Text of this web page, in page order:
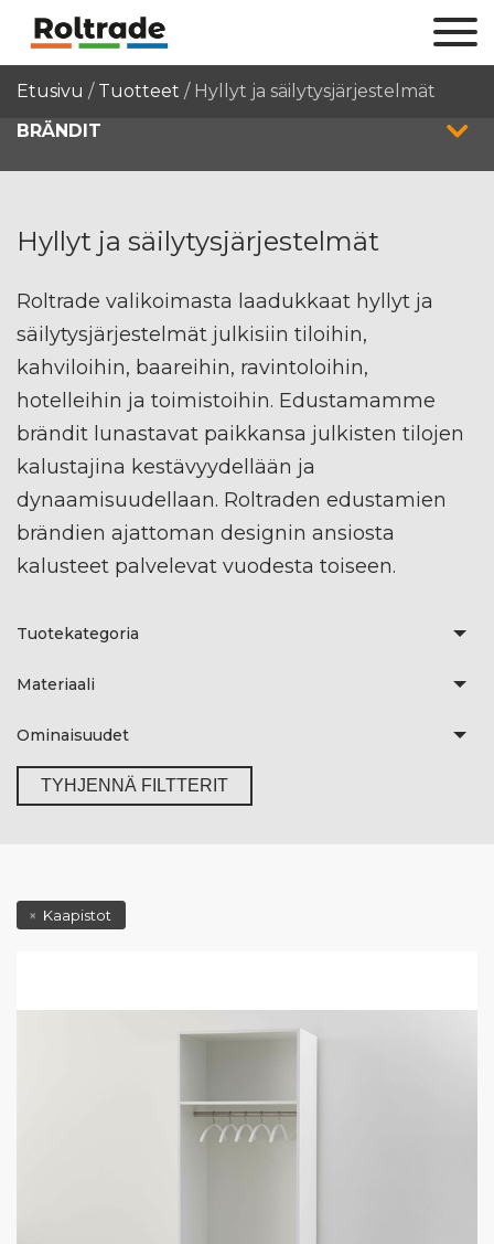
Etusivu / Tuotteet / Hyllyt ja säilytysjärjestelmät
BRÄNDIT
Hyllyt ja säilytysjärjestelmät
Roltrade valikoimasta laadukkaat hyllyt ja
säilytysjärjestelmät julkisiin tiloihin,
kahviloihin, baareihin, ravintoloihin,
hotelleihin ja toimistoihin. Edustamamme
brändit lunastavat paikkansa julkisten tilojen
kalustajina kestävyydellään ja
dynaamisuudellaan. Roltraden edustamien
brändien ajattoman designin ansiosta
kalusteet palvelevat vuodesta toiseen.
Tuotekategoria
Materiaali
Ominaisuudet
TYHJENNÄ FILTTERIT
Kaapistot